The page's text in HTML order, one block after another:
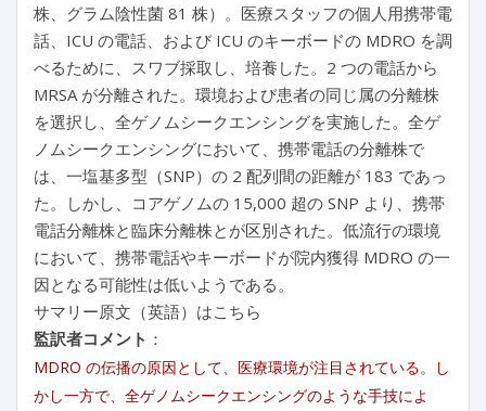
株、グラム陰性菌 81 株）。医療スタッフの個人用携帯電
話、ICU の電話、および ICU のキーボードの MDRO を調
べるために、スワブ採取し、培養した。2 つの電話から
MRSA が分離された。環境および患者の同じ属の分離株
を選択し、全ゲノムシークエンシングを実施した。全ゲ
ノムシークエンシングにおいて、携帯電話の分離株で
は、一塩基多型（SNP）の 2 配列間の距離が 183 であっ
た。しかし、コアゲノムの 15,000 超の SNP より、携帯
電話分離株と臨床分離株とが区別された。低流行の環境
において、携帯電話やキーボードが院内獲得 MDRO の一
因となる可能性は低いようである。
サマリー原文（英語）はこちら
監訳者コメント ：
MDRO の伝播の原因として、医療環境が注目されている。し
かし一方で、全ゲノムシークエンシングのような手技によ